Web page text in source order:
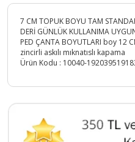
7 CM TOPUK BOYU TAM
DERİ GÜNLÜK KULLANIMA
PED ÇANTA BOYUTLARI boy 12
zincirli askılı mıknatıslı kapama
Ürün Kodu : 10040-